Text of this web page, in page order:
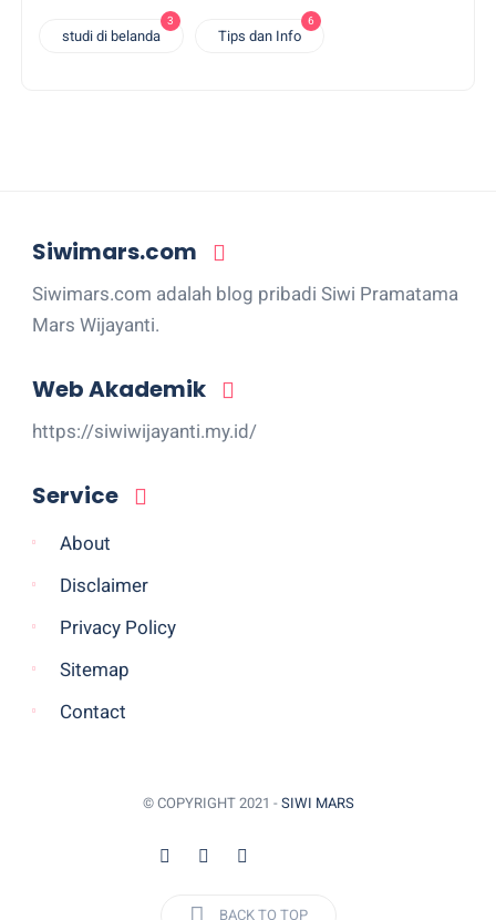
studi di belanda
3
Tips dan Info
6
Siwimars.com
Siwimars.com adalah blog pribadi Siwi Pramatama
Mars Wijayanti.
Web Akademik
https://siwiwijayanti.my.id/
Service
About
Disclaimer
Privacy Policy
Sitemap
Contact
© COPYRIGHT 2021 - SIWI MARS
BACK TO TOP